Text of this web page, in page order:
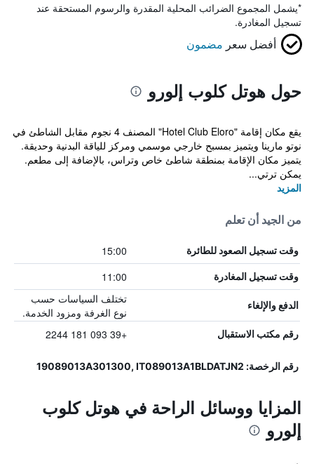
*يشمل المجموع الضرائب المحلية المقدرة والرسوم المستحقة عند
تسجيل المغادرة.
أفضل سعر مضمون
حول هوتل كلوب إلورو
يقع مكان إقامة "Hotel Club Eloro" المصنف 4 نجوم مقابل الشاطئ في
نوتو مارينا ويتميز بمسبح خارجي موسمي ومركز للياقة البدنية وحديقة.
يتميز مكان الإقامة بمنطقة شاطئ خاص وتراس، بالإضافة إلى مطعم.
يمكن ترتي...
المزيد
من الجيد أن تعلم
وقت تسجيل الصعود للطائرة 15:00
وقت تسجيل المغادرة 11:00
الدفع والإلغاء
تختلف السياسات حسب
نوع الغرفة ومزود الخدمة.
رقم مكتب الاستقبال +39 093 181 2244
رقم الرخصة: 19089013A301300, IT089013A1BLDATJN2
المزايا ووسائل الراحة في هوتل كلوب
إلورو